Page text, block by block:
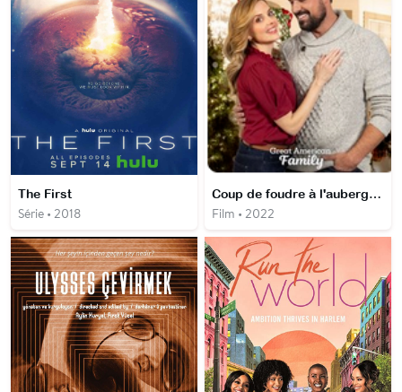
The First
Série • 2018
Coup de foudre à l'auberge de Noël
Film • 2022